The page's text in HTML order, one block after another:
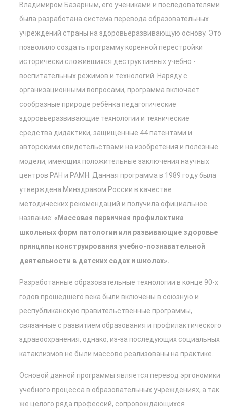
Владимиром Базарным, его учениками и последователями
была разработана система перевода образовательных
учреждений страны на здоровьеразвивающую основу. Это
позволило создать программу коренной перестройки
исторически сложившихся деструктивных учебно -
воспитательных режимов и технологий. Наряду с
организационными вопросами, программа включает
сообразные природе ребёнка педагогические
здоровьеразвивающие технологии и технические
средства дидактики, защищённые 44 патентами и
авторскими свидетельствами на изобретения и полезные
модели, имеющих положительные заключения научных
центров РАН и РАМН. Данная программа в 1989 году была
утверждена Минздравом России в качестве
методических рекомендаций и получила официальное
название: «Массовая первичная профилактика
школьных форм патологии или развивающие здоровье
принципы конструирования учебно-познавательной
деятельности в детских садах и школах».
Разработанные образовательные технологии в конце 90-х
годов прошедшего века были включены в союзную и
республиканскую правительственные программы,
связанные с развитием образования и профилактического
здравоохранения, однако, из-за последующих социальных
катаклизмов не были массово реализованы на практике.
Основой данной программы является перевод эргономики
учебного процесса в образовательных учреждениях, а так
же целого ряда профессий, сопровождающихся